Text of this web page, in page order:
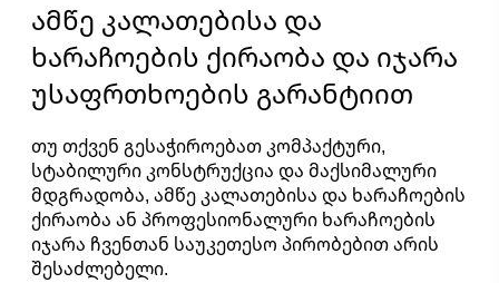
ამწე კალათებისა და
ხარაჩოების ქირაობა და იჯარა
უსაფრთხოების გარანტიით
თუ თქვენ გესაჭიროებათ კომპაქტური,
სტაბილური კონსტრუქცია და მაქსიმალური
მდგრადობა, ამწე კალათებისა და ხარაჩოების
ქირაობა ან პროფესიონალური ხარაჩოების
იჯარა ჩვენთან საუკეთესო პირობებით არის
შესაძლებელი.